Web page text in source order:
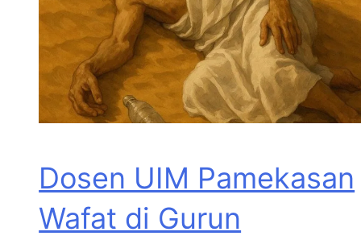
Dosen UIM Pamekasan
Wafat di Gurun